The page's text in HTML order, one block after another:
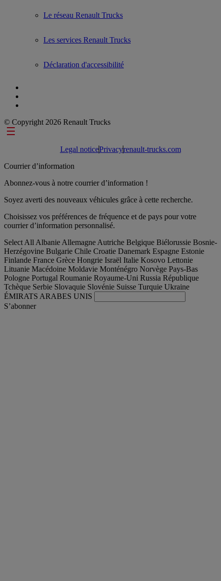
Le réseau Renault Trucks
Les services Renault Trucks
Déclaration d'accessibilité
© Copyright 2026 Renault Trucks
Footer links
Legal noticePrivacyrenault-trucks.com
Courrier d’information
Abonnez-vous à notre courrier d’information !
Soyez averti des nouveaux véhicules grâce à cette recherche.
Choisissez vos préférences de fréquence et de pays pour votre
courrier d’information personnalisé.
Select All Albanie Allemagne Autriche Belgique Biélorussie Bosnie-
Herzégovine Bulgarie Chile Croatie Danemark Espagne Estonie
Finlande France Grèce Hongrie Israël Italie Kosovo Lettonie
Lituanie Macédoine Moldavie Monténégro Norvège Pays-Bas
Pologne Portugal Roumanie Royaume-Uni Russia République
Tchèque Serbie Slovaquie Slovénie Suisse Turquie Ukraine
ÉMIRATS ARABES UNIS
S’abonner